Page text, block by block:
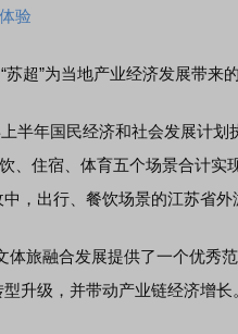
验
”为当地产业经济发展带来的
年国民经济和社会发展计划
、住宿、体育五个场景合计实
，出行、餐饮场景的江苏省外
旅融合发展提供了一个优秀
型升级，并带动产业链经济增长